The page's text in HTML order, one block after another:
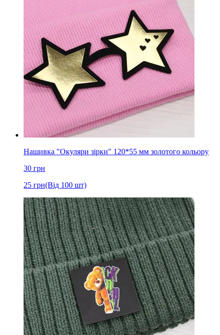
Нашивка "Окуляри зірки" 120*55 мм золотого кольору
30 грн
25 грн(Від 100 шт)